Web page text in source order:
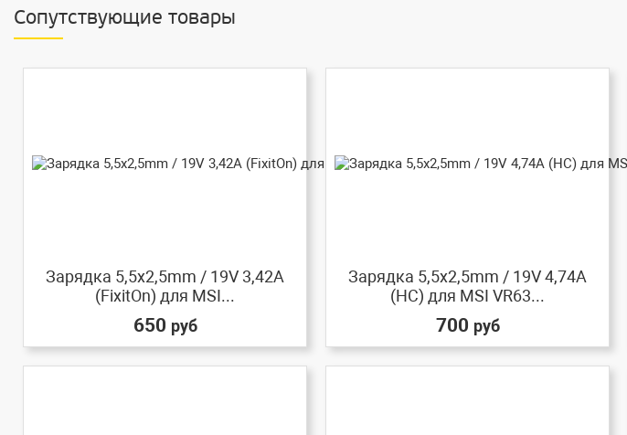
Сопутствующие товары
Зарядка 5,5x2,5mm / 19V 3,42A
(FixitOn) для MSI...
650 руб
Зарядка 5,5x2,5mm / 19V 4,74A
(HC) для MSI VR63...
700 руб